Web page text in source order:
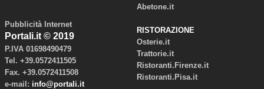
Pubblicità Internet
Portali.it © 2019
P.IVA 01698490479
Tel. +39.0572411505
Fax. +39.0572411508
e-mail: info@portali.it
Abetone.it
RISTORAZIONE
Osterie.it
Trattorie.it
Ristoranti.Firenze.it
Ristoranti.Pisa.it